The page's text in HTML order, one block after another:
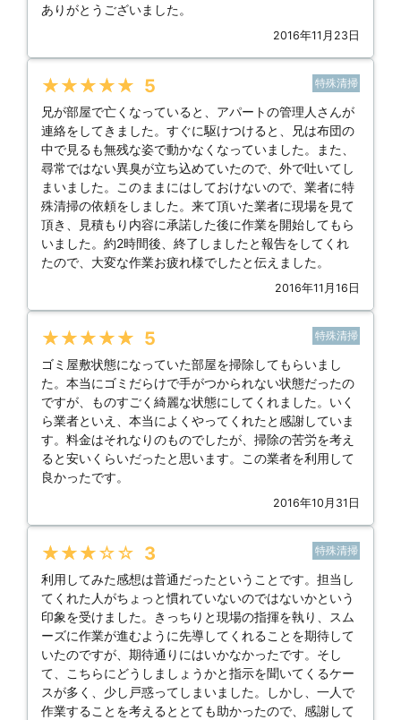
ありがとうございました。
2016年11月23日
★★★★★ 5 特殊清掃
兄が部屋で亡くなっていると、アパートの管理人さんが
連絡をしてきました。すぐに駆けつけると、兄は布団の
中で見るも無残な姿で動かなくなっていました。また、
尋常ではない異臭が立ち込めていたので、外で吐いてし
まいました。このままにはしておけないので、業者に特
殊清掃の依頼をしました。来て頂いた業者に現場を見て
頂き、見積もり内容に承諾した後に作業を開始してもら
いました。約2時間後、終了しましたと報告をしてくれ
たので、大変な作業お疲れ様でしたと伝えました。
2016年11月16日
★★★★★ 5 特殊清掃
ゴミ屋敷状態になっていた部屋を掃除してもらいまし
た。本当にゴミだらけで手がつかられない状態だったの
ですが、ものすごく綺麗な状態にしてくれました。いく
ら業者といえ、本当によくやってくれたと感謝していま
す。料金はそれなりのものでしたが、掃除の苦労を考え
ると安いくらいだったと思います。この業者を利用して
良かったです。
2016年10月31日
★★★★★ 3 特殊清掃
利用してみた感想は普通だったということです。担当し
てくれた人がちょっと慣れていないのではないかという
印象を受けました。きっちりと現場の指揮を執り、スム
ーズに作業が進むように先導してくれることを期待して
いたのですが、期待通りにはいかなかったです。そし
て、こちらにどうしましょうかと指示を聞いてくるケー
スが多く、少し戸惑ってしまいました。しかし、一人で
作業することを考えるととても助かったので、感謝して